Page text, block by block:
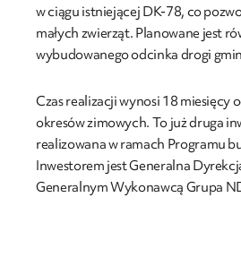
w ciągu istniejącej DK-78, co
małych zwierząt. Planowane jest
wybudowanego odcinka drogi
Czas realizacji wynosi 18 miesięcy
okresów zimowych. To już druga
realizowana w ramach Programu
Inwestorem jest Generalna
Generalnym Wykonawcą Grupa